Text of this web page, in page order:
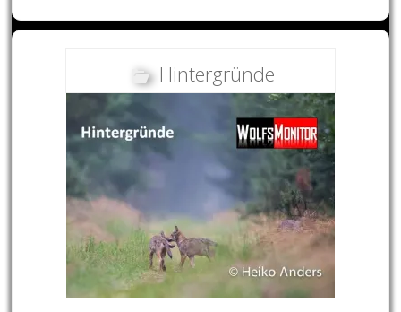
Hintergründe